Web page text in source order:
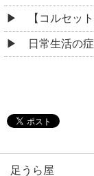
【コルセッ
日常生活の
足うら屋